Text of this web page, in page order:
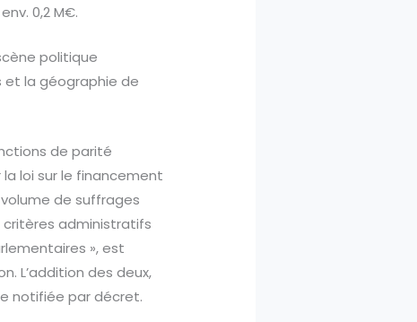
env. 0,2 M€.
politique
et la géographie de
de parité
loi sur le financement
de suffrages
administratifs
», est
L’addition des deux,
notifiée par décret.